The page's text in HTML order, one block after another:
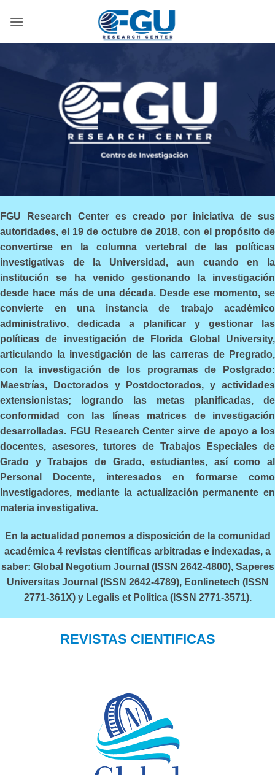
FGU Research Center es creado por iniciativa de sus
autoridades, el 19 de octubre de 2018, con el propósito de
convertirse en la columna vertebral de las políticas
investigativas de la Universidad, aun cuando en la
institución se ha venido gestionando la investigación
desde hace más de una década. Desde ese momento, se
convierte en una instancia de trabajo académico
administrativo, dedicada a planificar y gestionar las
políticas de investigación de Florida Global University,
articulando la investigación de las carreras de Pregrado,
con la investigación de los programas de Postgrado:
Maestrías, Doctorados y Postdoctorados, y actividades
extensionistas; logrando las metas planificadas, de
conformidad con las líneas matrices de investigación
desarrolladas. FGU Research Center sirve de apoyo a los
docentes, asesores, tutores de Trabajos Especiales de
Grado y Trabajos de Grado, estudiantes, así como al
Personal Docente, interesados en formarse como
Investigadores, mediante la actualización permanente en
materia investigativa.
En la actualidad ponemos a disposición de la comunidad
académica 4 revistas científicas arbitradas e indexadas, a
saber: Global Negotium Journal (ISSN 2642-4800), Saperes
Universitas Journal (ISSN 2642-4789), Eonlinetech (ISSN
2771-361X) y Legalis et Politica (ISSN 2771-3571).
REVISTAS CIENTIFICAS